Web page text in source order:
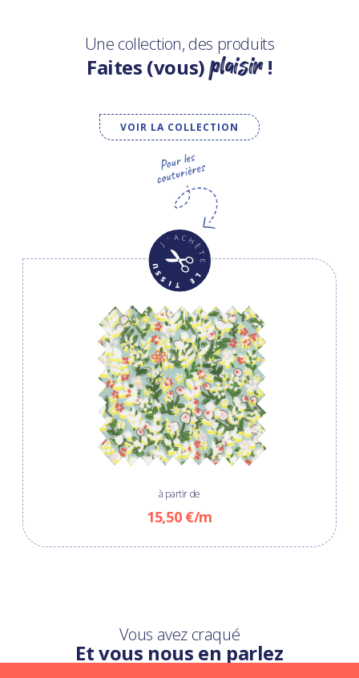
Une collection, des produits
Faites (vous)plaisir!
VOIR LA COLLECTION
à partir de
15,50 €/m
Vous avez craqué
Et vous nous en parlez